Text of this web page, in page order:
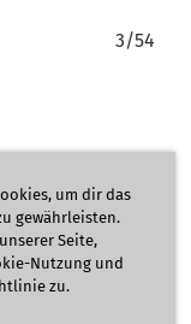
um dir das
gewährleisten.
Seite,
Nutzung und
zu.
3/54